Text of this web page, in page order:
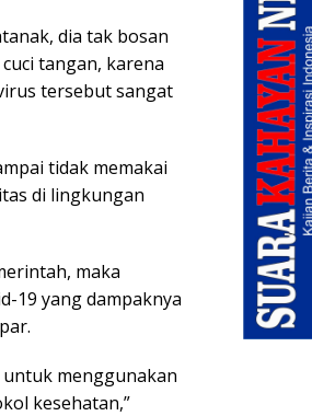
dia tak bosan
tangan, karena
tersebut sangat
tidak memakai
di lingkungan
maka
19 yang dampaknya
menggunakan
kesehatan,”